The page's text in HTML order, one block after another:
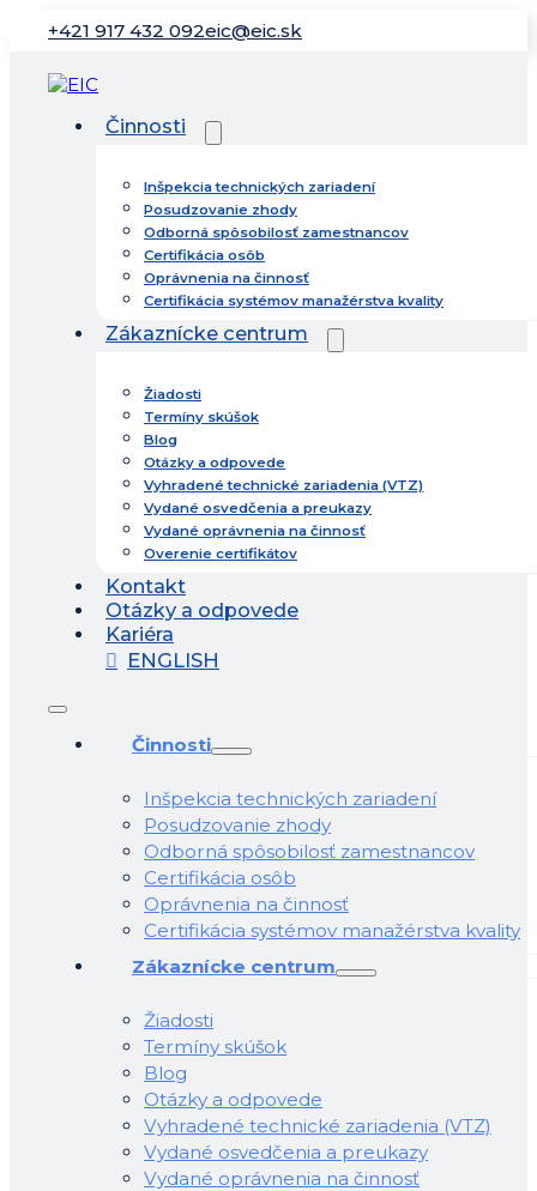
+421 917 432 092eic@eic.sk
Činnosti
Inšpekcia technických zariadení
Posudzovanie zhody
Odborná spôsobilosť zamestnancov
Certifikácia osôb
Oprávnenia na činnosť
Certifikácia systémov manažérstva kvality
Zákaznícke centrum
Žiadosti
Termíny skúšok
Blog
Otázky a odpovede
Vyhradené technické zariadenia (VTZ)
Vydané osvedčenia a preukazy
Vydané oprávnenia na činnosť
Overenie certifikátov
Kontakt
Otázky a odpovede
Kariéra
ENGLISH
Činnosti
Inšpekcia technických zariadení
Posudzovanie zhody
Odborná spôsobilosť zamestnancov
Certifikácia osôb
Oprávnenia na činnosť
Certifikácia systémov manažérstva kvality
Zákaznícke centrum
Žiadosti
Termíny skúšok
Blog
Otázky a odpovede
Vyhradené technické zariadenia (VTZ)
Vydané osvedčenia a preukazy
Vydané oprávnenia na činnosť